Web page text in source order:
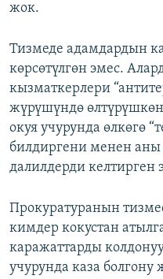
жок.
Тизмеде адамдардын
көрсөтүлгөн эмес.
кызматкерлери
жүрүшүндө
окуя учурунда өлкөгө
билдиргени менен
далилдерди келтирген
Прокуратуранын
кимдер кокустан
каражаттарды
учурунда каза